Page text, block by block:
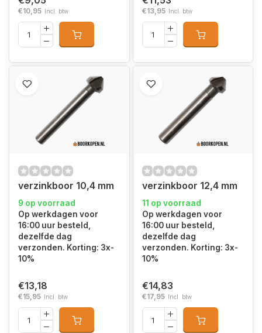
€10,95 Incl. btw €13,95 Incl. btw
verzinkboor 10,4 mm
9 op voorraad
Op werkdagen voor
16:00 uur besteld,
dezelfde dag
verzonden. Korting: 3x-
10%
€13,18
€15,95 Incl. btw
verzinkboor 12,4 mm
11 op voorraad
Op werkdagen voor
16:00 uur besteld,
dezelfde dag
verzonden. Korting: 3x-
10%
€14,83
€17,95 Incl. btw